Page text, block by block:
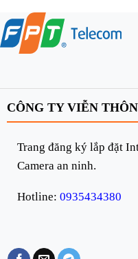
CÔNG TY VIỄN
Trang đăng ký lắp đặt
Camera an ninh.
Hotline: 0935434380